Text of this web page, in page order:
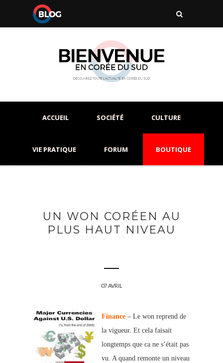
ACCUEIL SOCIÉTÉ CULTURE
VIE PRATIQUE FORUM BOUTIQUE
UN WON CORÉEN AU
PLUS HAUT NIVEAU
07 AVRIL
Finance – Le won reprend de
la vigueur. Et cela faisait
longtemps que ca ne s’était pas
vu. A quand remonte un niveau